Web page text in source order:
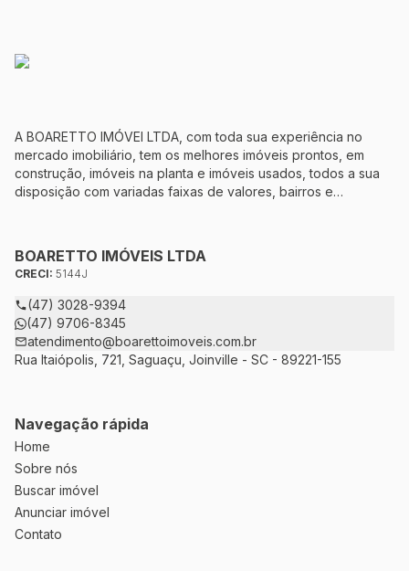
A BOARETTO IMÓVEI LTDA, com toda sua experiência no
mercado imobiliário, tem os melhores imóveis prontos, em
construção, imóveis na planta e imóveis usados, todos a sua
disposição com variadas faixas de valores, bairros e
ao CRECI-5144J – estarão sempre prontos para responder-lhe
todas as suas dúvidas sobre casas, apartamentos, terrenos,
salas comerciais e outros produtos imobiliários.
BOARETTO IMÓVEIS LTDA
CRECI: 5144J
(47) 3028-9394
(47) 9706-8345
atendimento@boarettoimoveis.com.br
Rua Itaiópolis, 721, Saguaçu, Joinville - SC - 89221-155
Navegação rápida
Home
Sobre nós
Buscar imóvel
Anunciar imóvel
Contato